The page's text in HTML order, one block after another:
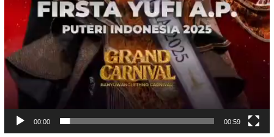
00:00 00:59